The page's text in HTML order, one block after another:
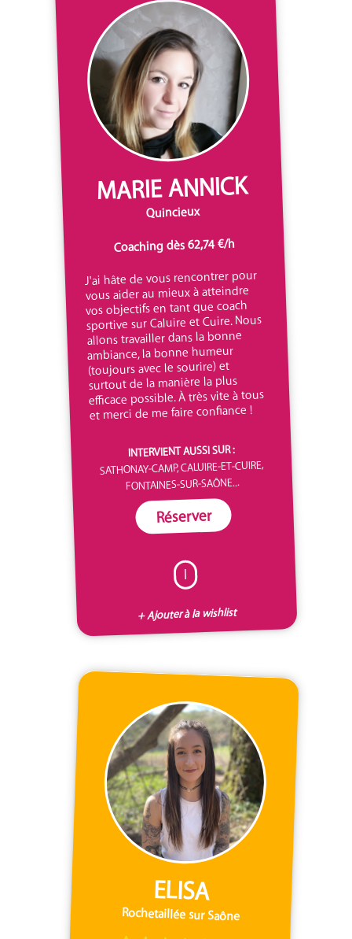
MARIE ANNICK
Quincieux
Coaching dès 62,74 €/h
J'ai hâte de vous rencontrer pour
vous aider au mieux à atteindre
vos objectifs en tant que coach
sportive sur Caluire et Cuire. Nous
allons travailler dans la bonne
ambiance, la bonne humeur
(toujours avec le sourire) et
surtout de la manière la plus
efficace possible. À très vite à tous
et merci de me faire confiance !
INTERVIENT AUSSI SUR :
SATHONAY-CAMP, CALUIRE-ET-CUIRE,
FONTAINES-SUR-SAÔNE...
Réserver
I
+ Ajouter à la wishlist
ELISA
Rochetaillée sur Saône